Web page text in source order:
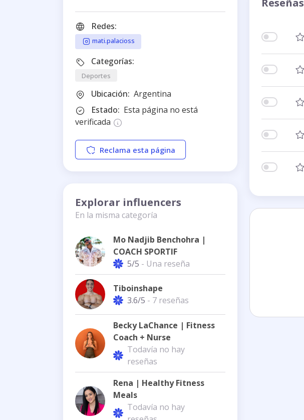
Redes:
mati.palacioss
Categorías:
Deportes
Ubicación: Argentina
Estado: Esta página no está
verificada
Reclama esta página
Explorar influencers
En la misma categoría
Mo Nadjib Benchohra |
COACH SPORTIF
5/5 - Una reseña
Tiboinshape
3.6/5 - 7 reseñas
Becky LaChance | Fitness
Coach + Nurse
Todavía no hay
reseñas
Rena | Healthy Fitness
Meals
Todavía no hay